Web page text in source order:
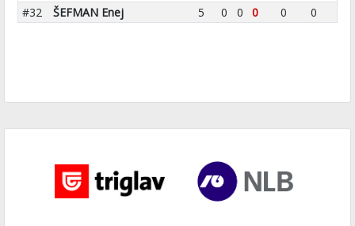
#32
ŠEFMAN Enej 5 0 0 0 0 0